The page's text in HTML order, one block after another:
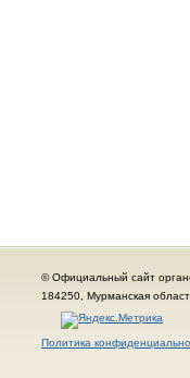
© Официальный сайт
184250, Мурманская
Политика